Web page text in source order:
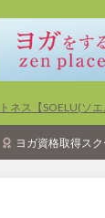
ネス【SOELU(ソエ
ヨガ資格取得ス